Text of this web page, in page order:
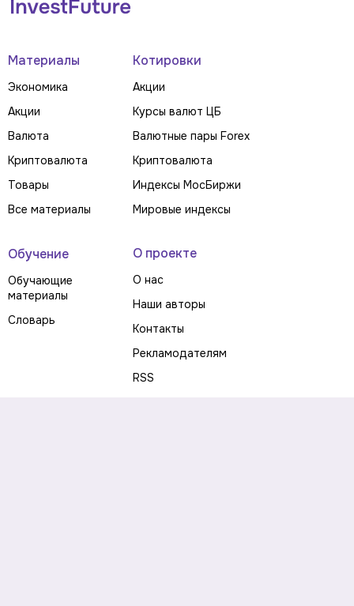
Материалы
Экономика
Акции
Валюта
Криптовалюта
Товары
Все материалы
Котировки
Акции
Курсы валют ЦБ
Валютные пары Forex
Криптовалюта
Индексы МосБиржи
Мировые индексы
Обучение
Обучающие
материалы
Словарь
О проекте
О нас
Наши авторы
Контакты
Рекламодателям
RSS